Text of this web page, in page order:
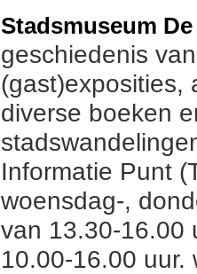
Stadsmuseum
geschiedenis
(gast)exposities,
diverse boeken
Informatie Punt
woensdag-,
van 13.30-16.00
10.00-16.00 uur.